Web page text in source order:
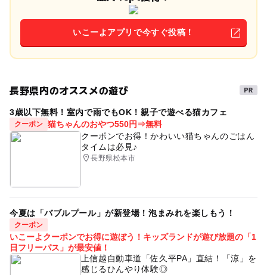
いこーよアプリで今すぐ投稿！
長野県内のオススメの遊び
3歳以下無料！室内で雨でもOK！親子で遊べる猫カフェ
クーポン 猫ちゃんのおやつ550円⇒無料
クーポンでお得！かわいい猫ちゃんのごはん
タイムは必見♪
長野県松本市
今夏は「バブルプール」が新登場！泡まみれを楽しもう！
クーポン
いこーよクーポンでお得に遊ぼう！キッズランドが遊び放題の「1
日フリーパス」が最安値！
上信越自動車道「佐久平PA」直結！「涼」を
感じるひんやり体験◎